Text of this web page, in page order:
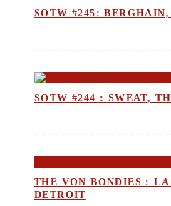
SOTW #245:
SOTW #244 : SWEAT,
THE VON BONDIES :
DETROIT